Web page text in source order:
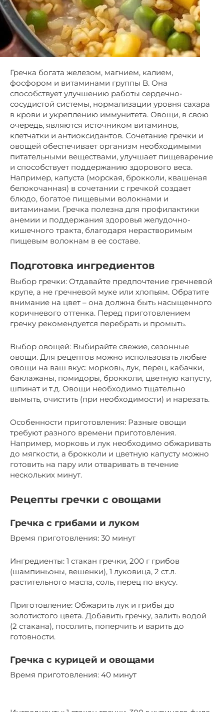
Гречка богата железом, магнием, калием,
фосфором и витаминами группы B. Она
способствует улучшению работы сердечно-
сосудистой системы, нормализации уровня сахара
в крови и укреплению иммунитета. Овощи, в свою
очередь, являются источником витаминов,
клетчатки и антиоксидантов. Сочетание гречки и
овощей обеспечивает организм необходимыми
питательными веществами, улучшает пищеварение
и способствует поддержанию здорового веса.
Например, капуста (морская, брокколи, квашеная
белокочанная) в сочетании с гречкой создает
блюдо, богатое пищевыми волокнами и
витаминами. Гречка полезна для профилактики
анемии и поддержания здоровья желудочно-
кишечного тракта, благодаря нерастворимым
пищевым волокнам в ее составе.
Подготовка ингредиентов
Выбор гречки: Отдавайте предпочтение гречневой
крупе, а не гречневой муке или хлопьям. Обратите
внимание на цвет – она должна быть насыщенного
коричневого оттенка. Перед приготовлением
гречку рекомендуется перебрать и промыть.
Выбор овощей: Выбирайте свежие, сезонные
овощи. Для рецептов можно использовать любые
овощи на ваш вкус: морковь, лук, перец, кабачки,
баклажаны, помидоры, брокколи, цветную капусту,
шпинат и т.д. Овощи необходимо тщательно
вымыть, очистить (при необходимости) и нарезать.
Особенности приготовления: Разные овощи
требуют разного времени приготовления.
Например, морковь и лук необходимо обжаривать
до мягкости, а брокколи и цветную капусту можно
готовить на пару или отваривать в течение
нескольких минут.
Рецепты гречки с овощами
Гречка с грибами и луком
Время приготовления: 30 минут
Ингредиенты: 1 стакан гречки, 200 г грибов
(шампиньоны, вешенки), 1 луковица, 2 ст.л.
растительного масла, соль, перец по вкусу.
Приготовление: Обжарить лук и грибы до
золотистого цвета. Добавить гречку, залить водой
(2 стакана), посолить, поперчить и варить до
готовности.
Гречка с курицей и овощами
Время приготовления: 40 минут